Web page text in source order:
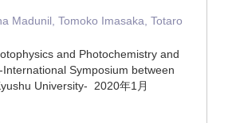
Madunil, Tomoko Imasaka, Totaro
and Photochemistry and
Symposium between
University- 2020年1月